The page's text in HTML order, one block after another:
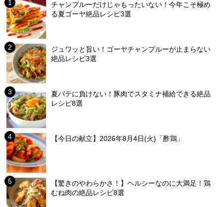
チャンプルーだけじゃもったいない！今年こそ極め
る夏ゴーヤ絶品レシピ3選
ジュワッと旨い！ゴーヤチャンプルーが止まらない
絶品レシピ3選
夏バテに負けない！豚肉でスタミナ補給できる絶品
レシピ8選
【今日の献立】2026年8月4日(火)「酢鶏」
【驚きのやわらかさ！】ヘルシーなのに大満足！鶏
むね肉の絶品レシピ8選